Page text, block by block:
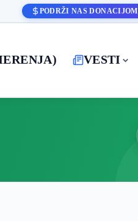
PODRŽI NAS DONACIJOM
VESTI